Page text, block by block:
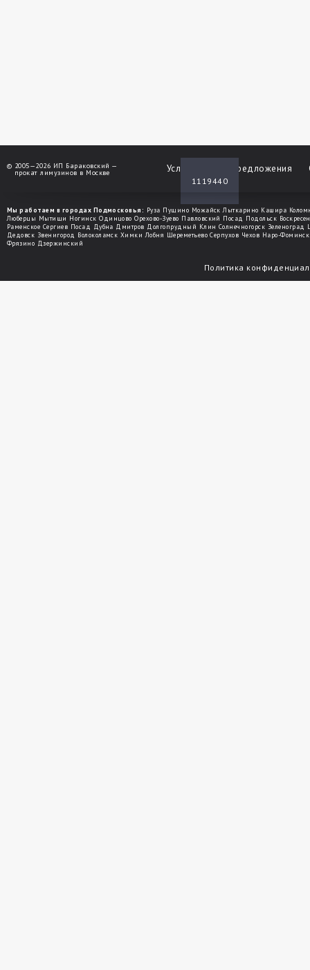
Услуги Спецпредложения
1119440
© 2005—2026 ИП Бараковский —
прокат лимузинов в Москве
Мы работаем в городах Подмосковья: Руза Пущино Можайск Лыткарино Кашира
Люберцы Мытищи Ногинск Одинцово Орехово-Зуево Павловский Посад Подольск
Раменское Сергиев Посад Дубна Дмитров Долгопрудный Клин Солнечногорск Зеленоград
Дедовск Звенигород Волоколамск Химки Лобня Шереметьево Серпухов Чехов Наро-Фоминск
Фрязино Дзержинский
Политика